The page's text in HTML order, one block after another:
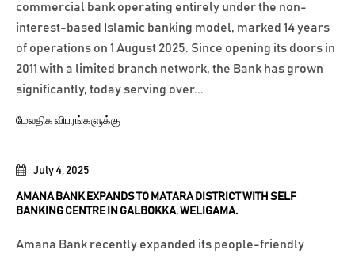
July 4, 2025
AMANA BANK EXPANDS TO MATARA DISTRICT WITH SELF
BANKING CENTRE IN GALBOKKA, WELIGAMA.
Amana Bank recently expanded its people-friendly
commercial bank operating entirely under the non-
interest-based Islamic banking model, marked 14 years
of operations on 1 August 2025. Since opening its doors in
2011 with a limited branch network, the Bank has grown
significantly, today serving over...
மேலதிக விபரங்களுக்கு